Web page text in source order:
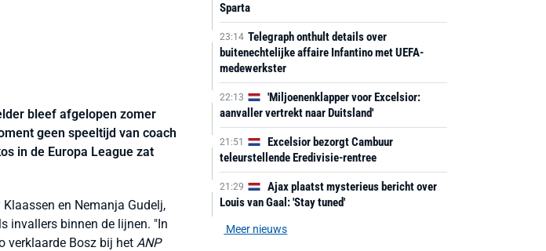
bleef afgelopen zomer
geen speeltijd van coach
in de Europa League zat
en Nemanja Gudelj,
invallers binnen de lijnen. "In
verklaarde Bosz bij het ANP
Sparta
23:14 Telegraph onthult details over
buitenechtelijke affaire Infantino met UEFA-
medewerkster
22:13
'Miljoenenklapper voor Excelsior:
aanvaller vertrekt naar Duitsland'
21:51
Excelsior bezorgt Cambuur
teleurstellende Eredivisie-rentree
21:29
Ajax plaatst mysterieus bericht over
Louis van Gaal: 'Stay tuned'
Meer nieuws